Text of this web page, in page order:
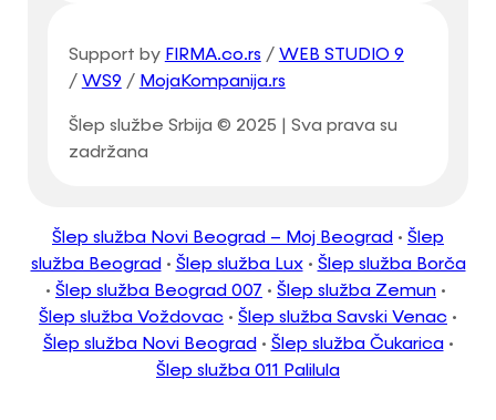
Šlep službe Srbija © 2025 | Sva prava su
zadržana
Support by FIRMA.co.rs / WEB STUDIO 9
/ WS9 / MojaKompanija.rs
Šlep služba Novi Beograd – Moj Beograd • Šlep
služba Beograd • Šlep služba Lux• Šlep služba Borča
• Šlep služba Beograd 007 • Šlep služba Zemun •
Šlep služba Voždovac • Šlep služba Savski Venac •
Šlep služba Novi Beograd • Šlep služba Čukarica•
Šlep služba 011 Palilula